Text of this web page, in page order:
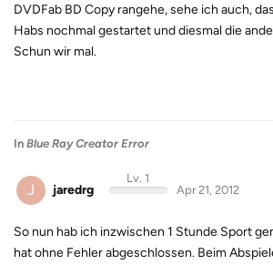
DVDFab BD Copy rangehe, sehe ich auch,
Habs nochmal gestartet und diesmal die
Schun wir mal.
In Blue Ray Creator Error
J jaredrg
Lv. 1
Apr 21, 2012
So nun hab ich inzwischen 1 Stunde Sport
hat ohne Fehler abgeschlossen. Beim